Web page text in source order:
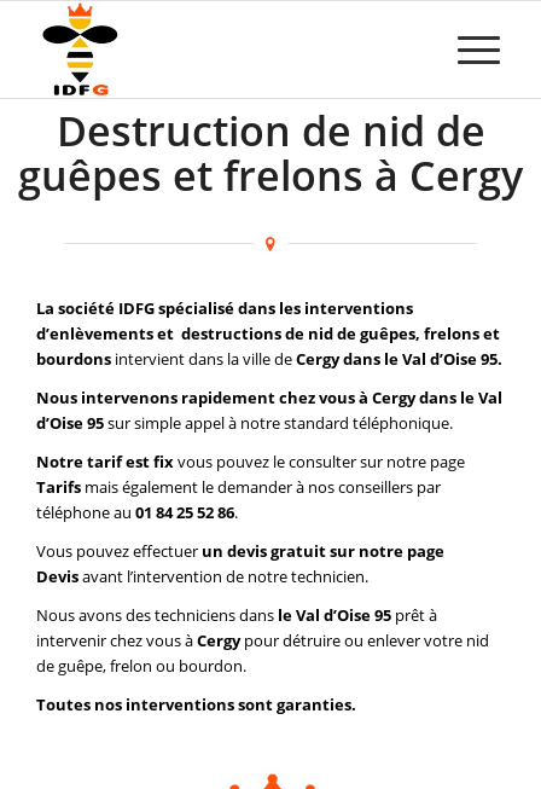
Destruction de nid de
guêpes et frelons à Cergy
La société IDFG spécialisé dans les interventions
d’enlèvements et destructions de nid de guêpes, frelons et
bourdons intervient dans la ville deCergy dans le Val d’Oise 95.
Nous intervenons rapidement chez vous à Cergy dans le Val
d’Oise 95sur simple appel à notre standard téléphonique.
Notre tarif est fixvous pouvez le consulter sur notre page
Tarifs mais également le demander à nos conseillers par
téléphone au 01 84 25 52 86.
Vous pouvez effectuer un devis gratuit sur notre page
Devisavant l’intervention de notre technicien.
Nous avons des techniciens dans le Val d’Oise 95 prêt à
intervenir chez vous àCergypour détruire ou enlever votre nid
de guêpe, frelon ou bourdon.
Toutes nos interventions sont garanties.